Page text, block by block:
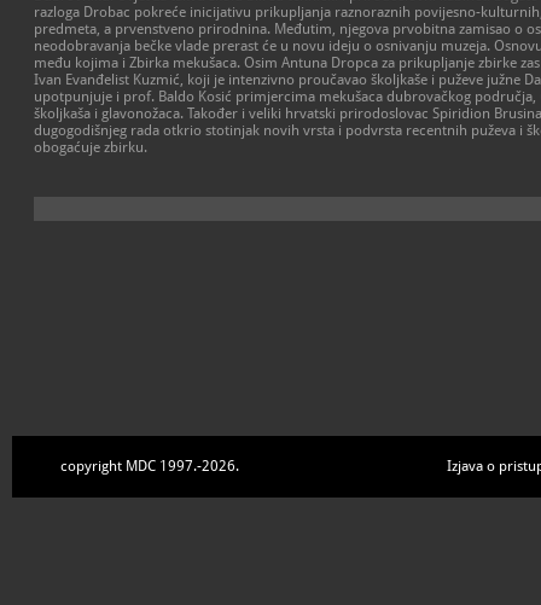
razloga Drobac pokreće inicijativu prikupljanja raznoraznih povijesno-
predmeta, a prvenstveno prirodnina. Međutim, njegova prvobitna zamisao o
neodobravanja bečke vlade prerast će u novu ideju o osnivanju muzeja.
među kojima i Zbirka mekušaca. Osim Antuna Dropca za prikupljanje zbirke
Ivan Evanđelist Kuzmić, koji je intenzivno proučavao školjkaše i puževe južne
upotpunjuje i prof. Baldo Kosić primjercima mekušaca dubrovačkog
školjkaša i glavonožaca. Također i veliki hrvatski prirodoslovac Spiridion
dugogodišnjeg rada otkrio stotinjak novih vrsta i podvrsta recentnih puževa i
obogaćuje zbirku.
copyright MDC 1997.-2026. Izjava o